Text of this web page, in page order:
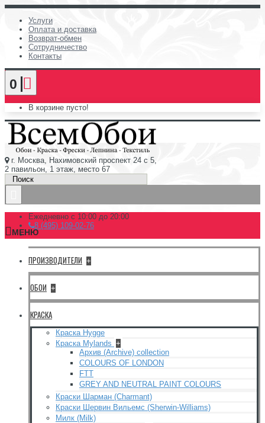
Услуги
Оплата и доставка
Возврат-обмен
Сотрудничество
Контакты
0
В корзине пусто!
г. Москва, Нахимовский проспект 24 с 5,
2 павильон, 1 этаж, место 67
Ежедневно с 10:00 до 20:00
8 (495) 109-02-76
МЕНЮ
ПРОИЗВОДИТЕЛИ +
ОБОИ +
КРАСКА
Краска Hygge
Краска Mylands +
Архив (Archive) collection
COLOURS OF LONDON
FTT
GREY AND NEUTRAL PAINT COLOURS
Краски Шарман (Charmant)
Краски Шервин Вильемс (Sherwin-Williams)
Милк (Milk)